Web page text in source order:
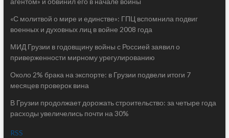
«С молитвой о мире и единстве»: ГПЦ вспомнила подвиг
военных и духовных лиц в войне 2008 года
МИД Грузии в годовщину войны с Россией заявил о
приверженности мирному урегулированию
Около 2% брака на экспорте: в Грузии подвели итоги 7
месяцев проверок вина
В Грузии продолжает дорожать строительство: за четыре года
расходы увеличелись почти на 30%
RSS